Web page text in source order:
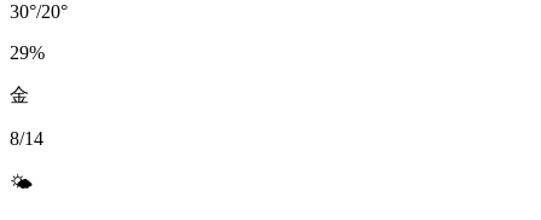
30°/20°
29%
金
8/14
🌤️